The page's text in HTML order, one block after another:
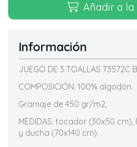
Añadir a la
Información
JUEGO DE 3 TOALLAS T3572C
COMPOSICIÓN: 100% algodón.
Gramaje de 450 gr/m2,
MEDIDAS: tocador (30x50
y ducha (70x140 cm).